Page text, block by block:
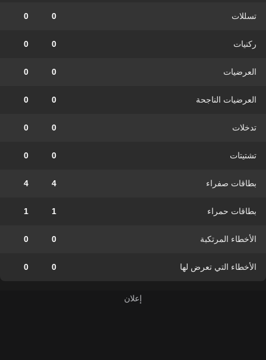
تسللات 0
0
ركنيات 0
0
العرضيات 0
0
العرضيات الناجحة 0
0
تدخلات 0
0
تشتيتات 0
0
بطاقات صفراء 4
4
بطاقات حمراء 1
1
الأخطاء المرتكبة 0
0
الأخطاء التي تعرض لها 0
0